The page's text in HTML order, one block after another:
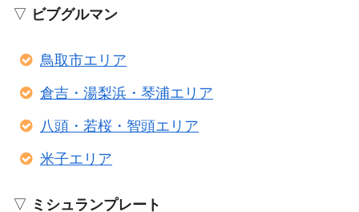
▽ ビブグルマン
鳥取市エリア
倉吉・湯梨浜・琴浦エリア
八頭・若桜・智頭エリア
米子エリア
▽ ミシュランプレート